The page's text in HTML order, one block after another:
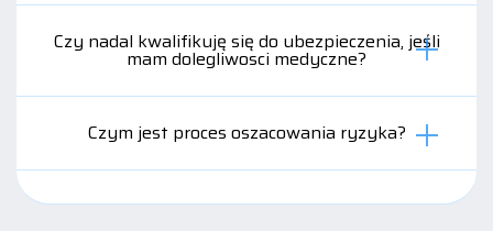
Czy nadal kwalifikuję się do ubezpieczenia, jeśli
mam dolegliwosci medyczne?
Czym jest proces oszacowania ryzyka?